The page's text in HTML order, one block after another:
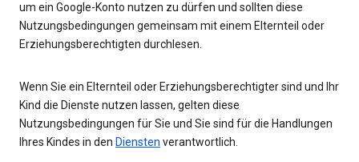
um ein Google-Konto nutzen zu dürfen und sollten diese
Nutzungsbedingungen gemeinsam mit einem Elternteil oder
Erziehungsberechtigten durchlesen.
Wenn Sie ein Elternteil oder Erziehungsberechtigter sind und Ihr
Kind die Dienste nutzen lassen, gelten diese
Nutzungsbedingungen für Sie und Sie sind für die Handlungen
Ihres Kindes in den Diensten verantwortlich.